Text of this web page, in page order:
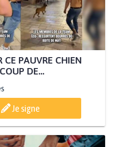
CE PAUVRE CHIEN
DE...
Je signe